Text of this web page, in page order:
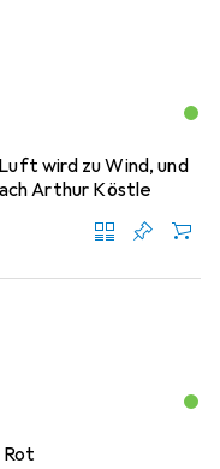
wird zu Wind, und
Arthur Köstle